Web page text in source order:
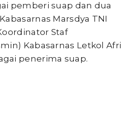
pemberi suap dan dua
Marsdya TNI
Staf
Kabasarnas Letkol Afri
penerima suap.